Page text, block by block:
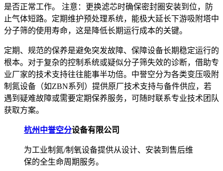
是否正常工作。 注意：更换滤芯时确保密封圈安装到位，防
止气体短路。定期维护预处理系统，能极大延长下游吸附塔中
分子筛的使用寿命，这是降低长期运行成本的关键。
定期、规范的保养是避免突发故障、保障设备长期稳定运行的
根本。对于复杂的控制系统或疑似分子筛失效的诊断，借助专
业厂家的技术支持往往能事半功倍。中誉空分为各类变压吸附
制氮设备（如ZBN系列）提供原厂技术支持与备件供应，若
遇到疑难故障或需要定期保养服务，可随时联系专业技术团队
获取方案。
杭州中誉空分设备有限公司
为工业制氮/制氧设备提供从设计、安装到售后维
保的全生命周期服务。